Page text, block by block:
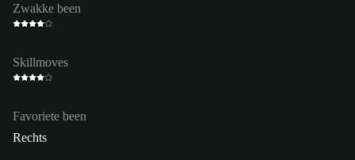
Zwakke been
Skillmoves
Favoriete been
Rechts